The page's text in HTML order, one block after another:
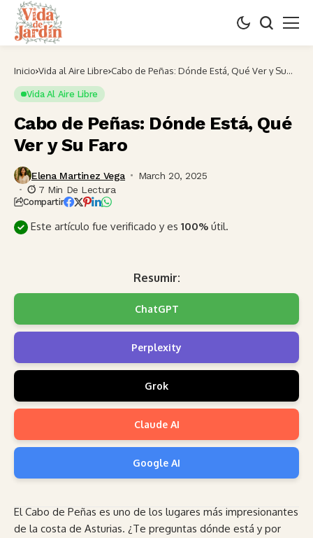
Inicio Vida al Aire Libre Cabo de Peñas: Dónde Está, Qué Ver y Su
Vida Al Aire Libre
Cabo de Peñas: Dónde Está, Qué
Ver y Su Faro
Elena Martinez Vega
March 20, 2025
7 Min De Lectura
Compartir
Este artículo fue verificado y es 100% útil.
Resumir:
ChatGPT
Perplexity
Grok
Claude AI
Google AI
El Cabo de Peñas es uno de los lugares más impresionantes
de la costa de Asturias. ¿Te preguntas dónde está y por